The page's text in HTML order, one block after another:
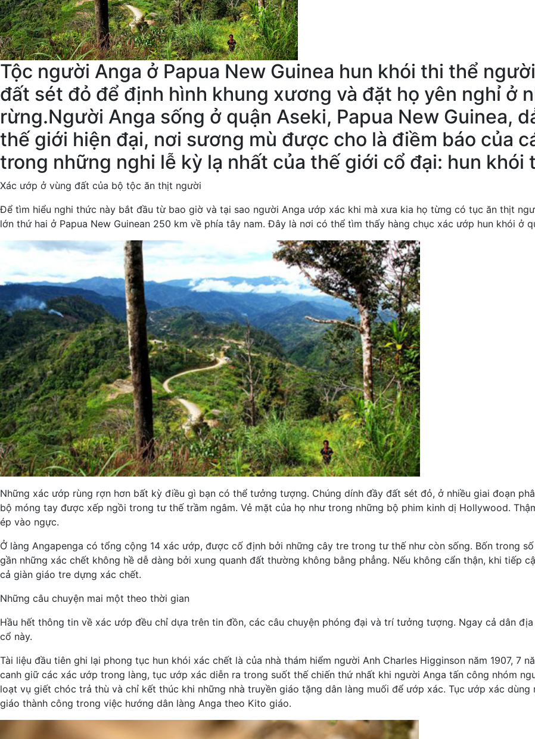
Tộc người Anga ở Papua New Guinea hun khói thi thể
đất sét đỏ để định hình khung xương và đặt họ yên nghỉ ở
rừng.Người Anga sống ở quận Aseki, Papua New Guinea,
thế giới hiện đại, nơi sương mù được cho là điềm báo của
trong những nghi lễ kỳ lạ nhất của thế giới cổ đại: hun khói
Xác ướp ở vùng đất của bộ tộc ăn thịt người
Để tìm hiểu nghi thức này bắt đầu từ bao giờ và tại sao người Anga ướp xác khi mà xưa kia họ từng có tục ăn thịt
lớn thứ hai ở Papua New Guinean 250 km về phía tây nam. Đây là nơi có thể tìm thấy hàng chục xác ướp hun khói ở
Những xác ướp rùng rợn hơn bất kỳ điều gì bạn có thể tưởng tượng. Chúng dính đầy đất sét đỏ, ở nhiều giai đoạn
bộ móng tay được xếp ngồi trong tư thế trầm ngâm. Vẻ mặt của họ như trong những bộ phim kinh dị Hollywood.
ép vào ngực.
Ở làng Angapenga có tổng cộng 14 xác ướp, được cố định bởi những cây tre trong tư thế như còn sống. Bốn trong
gần những xác chết không hề dễ dàng bởi xung quanh đất thường không bằng phẳng. Nếu không cẩn thận, khi tiếp
cả giàn giáo tre dựng xác chết.
Những câu chuyện mai một theo thời gian
Hầu hết thông tin về xác ướp đều chỉ dựa trên tin đồn, các câu chuyện phóng đại và trí tưởng tượng. Ngay cả dân
cổ này.
Tài liệu đầu tiên ghi lại phong tục hun khói xác chết là của nhà thám hiểm người Anh Charles Higginson năm 1907, 7
canh giữ các xác ướp trong làng, tục ướp xác diễn ra trong suốt thế chiến thứ nhất khi người Anga tấn công nhóm
loạt vụ giết chóc trả thù và chỉ kết thúc khi những nhà truyền giáo tặng dân làng muối để ướp xác. Tục ướp xác
giáo thành công trong việc hướng dân làng Anga theo Kito giáo.